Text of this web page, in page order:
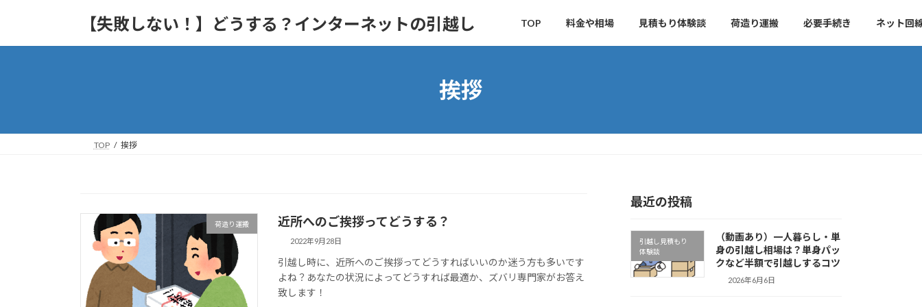
【失敗しない！】どうする？インターネットの引越し TOP 料金や相場 見積もり体験談 荷造り運搬 必要手続き ネット回
挨拶
TOP 挨拶
荷造り運搬 近所へのご挨拶ってどうする？
2022年9月28日
引越し時に、近所へのご挨拶ってどうすればいいのか迷う方も多いです
よね？あなたの状況によってどうすれば最適か、ズバリ専門家がお答え
致します！
最近の投稿
引越し見積もり
体験談
（動画あり）一人暮らし・単
身の引越し相場は？単身パッ
クなど半額で引越しするコツ
2026年6月6日